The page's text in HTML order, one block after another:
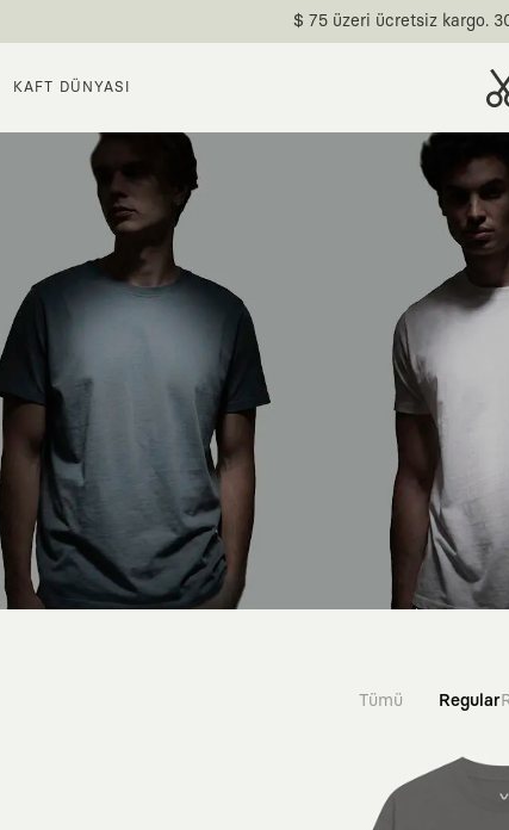
$ 75 üzeri ücretsiz kargo.
KAFT DÜNYASI
Tümü Regular